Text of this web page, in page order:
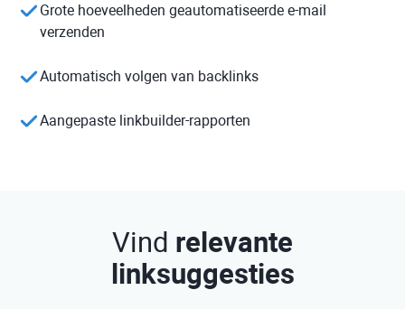
Grote hoeveelheden geautomatiseerde e-mail
verzenden
Automatisch volgen van backlinks
Aangepaste linkbuilder-rapporten
Vind relevante
linksuggesties